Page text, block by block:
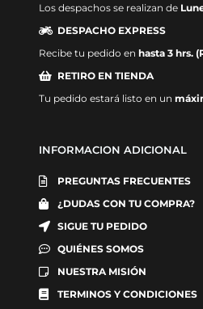
Los despachos se realizan de
DESPACHO EXPRESS
Recibe tu pedido en hasta 3 hrs.
RETIRO EN TIENDA
Tu pedido estará listo en un
INFORMACION ADICIONAL
PREGUNTAS FRECUENTES
¿DUDAS CON TU COMPRA?
SIGUE TU PEDIDO
QUIÉNES SOMOS
NUESTRA MISIÓN
TERMINOS Y CONDICIONES